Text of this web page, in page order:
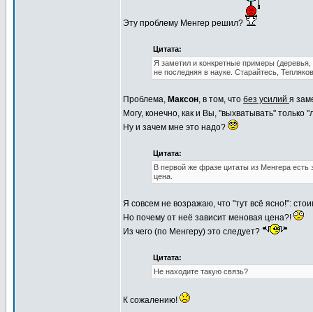
Эту проблему Менгер решил?
Цитата:
Я заметил и конкретные примеры
не последняя в науке. Старайтесь,
Проблема, Максон, в том, что без усилий я
Могу, конечно, как и Вы, "выхватывать"
Ну и зачем мне это надо?
Цитата:
В первой же фразе цитаты из Менгера есть
цена.
Я совсем не возражаю, что "тут всё ясно!":
Но почему от неё зависит меновая цена?!
Из чего (по Менгеру) это следует?
Цитата:
Не находите такую связь?
К сожалению!